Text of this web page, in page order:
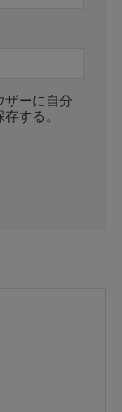
ザーに自分
する。